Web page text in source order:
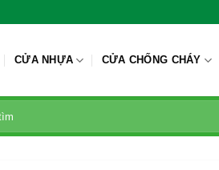
CỬA NHỰA CỬA CHỐNG CHÁY